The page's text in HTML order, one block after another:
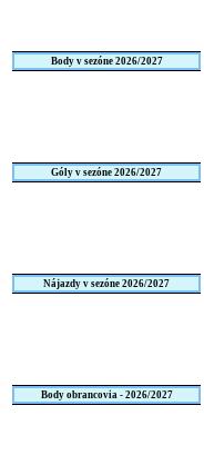
Body v sezóne 2026/2027
Góly v sezóne 2026/2027
Nájazdy v sezóne 2026/2027
Body obrancovia - 2026/2027